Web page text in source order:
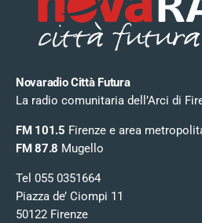
Novaradio Città Futura
La radio comunitaria dell’Arci di
FM 101.5 Firenze e area
FM 87.8 Mugello
Tel 055 0351664
Piazza de’ Ciompi 11
50122 Firenze